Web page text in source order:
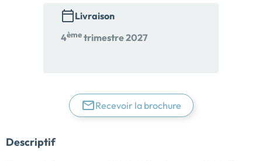
Livraison
4èmetrimestre 2027
Recevoir la brochure
Descriptif